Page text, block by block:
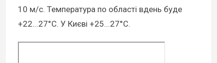
10 м/с. Температура по області вдень буде
+22...27°С. У Києві +25...27°С.